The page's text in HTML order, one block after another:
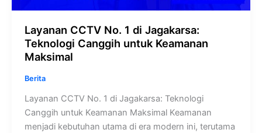
Layanan CCTV No. 1 di Jagakarsa:
Teknologi Canggih untuk Keamanan
Maksimal
Berita
Layanan CCTV No. 1 di Jagakarsa: Teknologi
Canggih untuk Keamanan Maksimal Keamanan
menjadi kebutuhan utama di era modern ini, terutama